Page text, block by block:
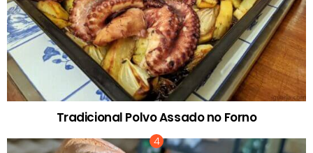
Tradicional Polvo Assado no Forno